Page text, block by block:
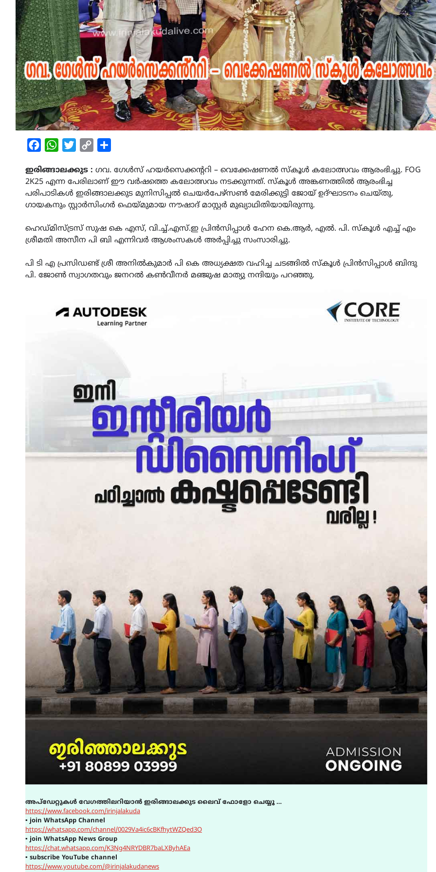
FacebookWhatsAppTwitterCopy
ഇരിങ്ങാലക്കുട : ഗവ. ഗേൾസ് ഹയർസെക്കൻ്ററി – വെക്കേഷണൽ സ്കൂൾ കലോത്സവം ആരംഭിച്ചു. FOG
2K25 എന്ന പേരിലാണ് ഈ വർഷത്തെ കലോത്സവം നടക്കുന്നത്. സ്കൂൾ അങ്കണത്തിൽ ആരംഭിച്ച
പരിപാടികൾ ഇരിങ്ങാലക്കുട മുനിസിപ്പൽ ചെയർപേഴ്സൺ മേരിക്കുട്ടി ജോയ് ഉദ്ഘാടനം ചെയ്തു.
ഗായകനും സ്റ്റാർസിംഗർ ഫെയ്മുമായ നൗഷാദ് മാസ്റ്റർ മുഖ്യാഥിതിയായിരുന്നു.
ഹെഡ്മിസ്ട്രസ് സുഷ കെ എസ്, വി.ച്ച്.എസ്.ഇ പ്രിൻസിപ്പാൾ ഹേന കെ.ആർ, എൽ. പി. സ്കൂൾ എച്ച് എം
ശ്രീമതി അസീന പി ബി എന്നിവർ ആശംസകൾ അർപ്പിച്ചു സംസാരിച്ചു.
പി ടി എ പ്രസിഡണ്ട്‌ ശ്രീ അനിൽകുമാർ പി കെ അധ്യക്ഷത വഹിച്ച ചടങ്ങിൽ സ്കൂൾ പ്രിൻസിപ്പാൾ ബിന്ദു
പി. ജോൺ സ്വാഗതവും ജനറൽ കൺവീനർ മഞ്ജുഷ മാത്യു നന്ദിയും പറഞ്ഞു.
അപ്ഡേറ്റുകൾ വേഗത്തിലറിയാൻ ഇരിങ്ങാലക്കുട ലൈവ് ഫോളോ ചെയ്യൂ …
https://www.facebook.com/irinjalakuda
▪ join WhatsApp Channel
https://whatsapp.com/channel/0029Va4ic6cBKfhytWZQed3O
▪ join WhatsApp News Group
https://chat.whatsapp.com/K3Ng4NRYDBR7baLXByhAEa
▪ subscribe YouTube channel
https://www.youtube.com/@irinjalakudanews
ചർച്ച കാട്ടൂർ, ടി. കെ. ബാലൻ
ഹാളിൽ 16ന്
August 6, 2026